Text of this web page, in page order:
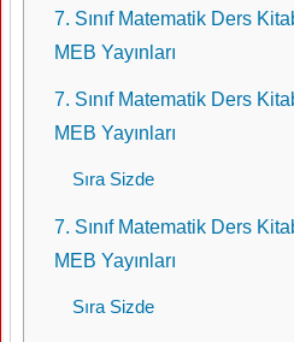
7. Sınıf Matematik Ders
MEB Yayınları
7. Sınıf Matematik Ders
MEB Yayınları
Sıra Sizde
7. Sınıf Matematik Ders
MEB Yayınları
Sıra Sizde